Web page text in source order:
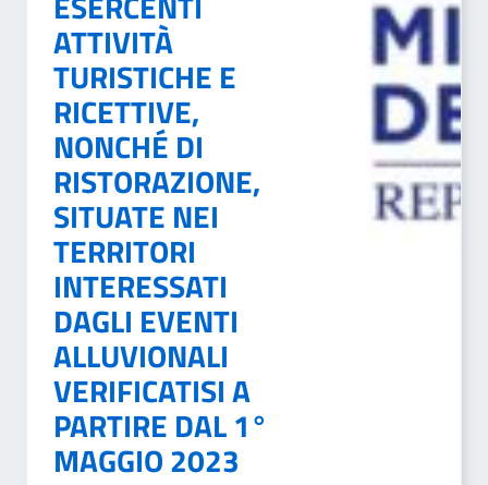
ATTIVITÀ
TURISTICHE E
RICETTIVE,
NONCHÉ DI
RISTORAZIONE,
SITUATE NEI
TERRITORI
INTERESSATI
DAGLI EVENTI
ALLUVIONALI
VERIFICATISI A
PARTIRE DAL 1°
MAGGIO 2023